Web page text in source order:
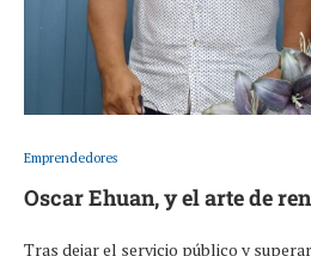
Emprendedores
Oscar Ehuan, y el arte de
Tras dejar el servicio público y